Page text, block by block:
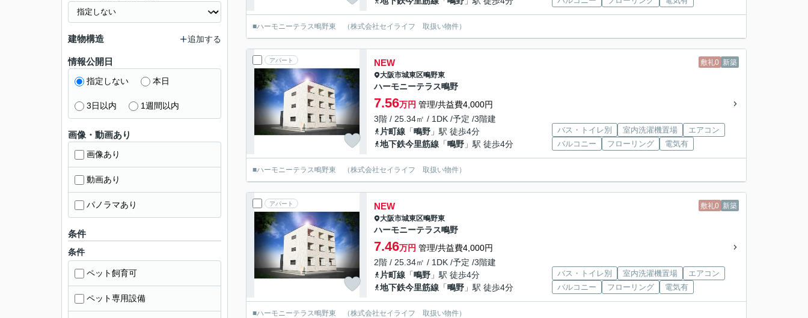
■ハーモニーテラス鴫野東 （株式会社セイライフ 取扱い物件）
アパート 敷礼0 新築
NEW
大阪市城東区鴫野東
ハーモニーテラス鴫野
7.56万円 管理/共益費4,000円
3階 / 25.34㎡ / 1DK /予定 /3階建
片町線 「鴫野 」駅 徒歩4分
地下鉄今里筋線 「鴫野 」駅 徒歩4分
バス・トイレ別 室内洗濯機置場
エアコン
バルコニー
フローリング 電気有
■ハーモニーテラス鴫野東 （株式会社セイライフ 取扱い物件）
アパート 敷礼0 新築
NEW
大阪市城東区鴫野東
ハーモニーテラス鴫野
7.46万円 管理/共益費4,000円
2階 / 25.34㎡ / 1DK /予定 /3階建
片町線 「鴫野 」駅 徒歩4分
地下鉄今里筋線 「鴫野 」駅 徒歩4分
バス・トイレ別 室内洗濯機置場
エアコン
バルコニー
フローリング 電気有
■ハーモニーテラス鴫野東 （株式会社セイライフ 取扱い物件）
建物構造 追加する
情報公開日
指定しない 本日
3日以内 1週間以内
画像・動画あり
画像あり
動画あり
パノラマあり
条件
条件
ペット飼育可
ペット専用設備